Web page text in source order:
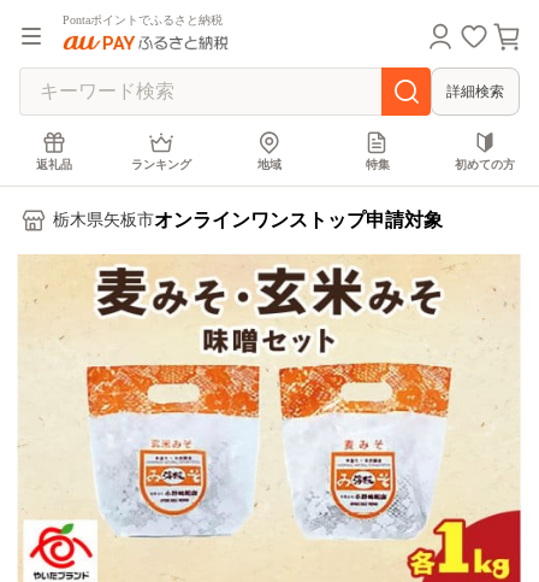
Pontaポイントでふるさと納税
詳細検索
返礼品 ランキング 地域 特集 初めての方
栃木県矢板市オンラインワンストップ申請対象